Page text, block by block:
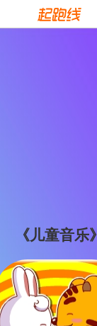
《儿童音乐》